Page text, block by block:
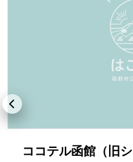
ココテル函館（旧